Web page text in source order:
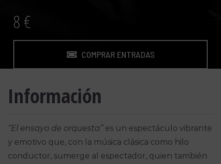
8 €
COMPRAR ENTRADAS
Información
“El ensayo de orquesta”es un espectáculo vibrante
y emotivo que, con la música clásica como hilo
conductor, sumerge al espectador, quien también